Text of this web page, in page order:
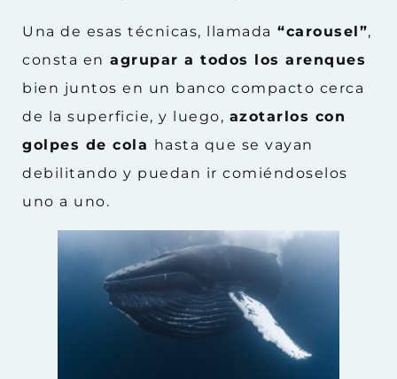
Una de esas técnicas, llamada “carousel”,
consta en agrupar a todos los arenques
bien juntos en un banco compacto cerca
de la superficie, y luego, azotarlos con
golpes de cola hasta que se vayan
debilitando y puedan ir comiéndoselos
uno a uno.